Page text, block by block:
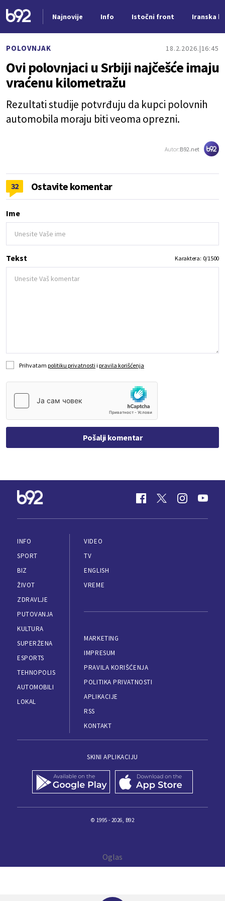
Najnovije Info Istočni front Iranska
POLOVNJAK 18.2.2026. 16:45
Ovi polovnjaci u Srbiji najčešće imaju
vraćenu kilometražu
Rezultati studije potvrđuju da kupci polovnih
automobila moraju biti veoma oprezni.
Autor:B92.net
32 Ostavite komentar
Ime
Tekst Karaktera: 0/1500
Prihvatam politiku privatnosti i pravila korišćenja
Pošalji komentar
INFO
SPORT
BIZ
ŽIVOT
ZDRAVLJE
PUTOVANJA
KULTURA
SUPERŽENA
ESPORTS
TEHNOPOLIS
AUTOMOBILI
LOKAL
VIDEO
TV
ENGLISH
VREME
MARKETING
IMPRESUM
PRAVILA KORIŠĆENJA
POLITIKA PRIVATNOSTI
APLIKACIJE
RSS
KONTAKT
SKINI APLIKACIJU
© 1995 - 2026, B92